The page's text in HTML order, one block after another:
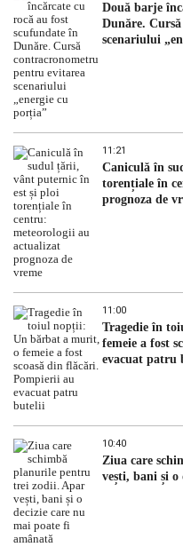
Două barje
Dunăre.
scenariului
11:21
Caniculă în
torențiale în
prognoza de
11:00
Tragedie în
femeie a fost
evacuat patru
10:40
Ziua care
vești, bani și o